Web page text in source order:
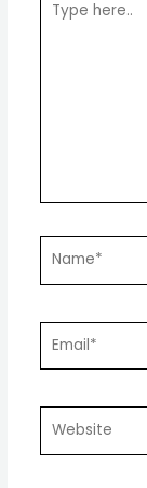
here..